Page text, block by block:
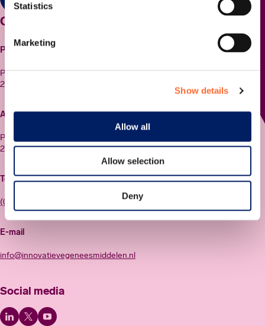
Statistics
Marketing
Show details
Allow all
Allow selection
Deny
Contact
Postadres
Postbus 11633
2502 AP Den Haag
Adres
Prinses Beatrixlaan 548-550
2595 BM Den Haag
Telefoon
(070) 313 22 22
E-mail
info@innovatievegeneesmiddelen.nl
Social media